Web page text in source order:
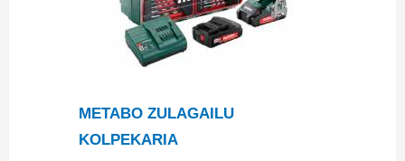
METABO ZULAGAILU
KOLPEKARIA